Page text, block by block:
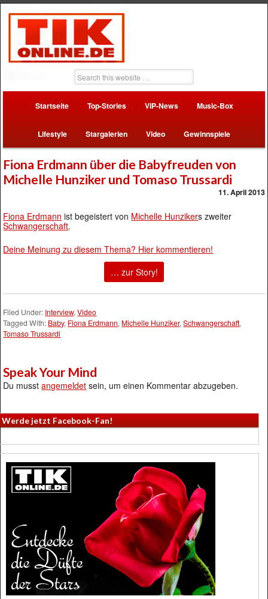
Startseite Top-Stories VIP-News Music-Box
Lifestyle Stargalerien Video Gewinnspiele
Fiona Erdmann über die Babyfreuden von
Michelle Hunziker und Tomaso Trussardi
11. April 2013
Fiona Erdmann ist begeistert von Michelle Hunzikers zweiter
Schwangerschaft.
Deine Meinung zu diesem Thema? Hier kommentieren!
… zur Story!
Filed Under: Interview,Video
Tagged With: Baby, Fiona Erdmann, Michelle Hunziker,Schwangerschaft,
Tomaso Trussardi
Speak Your Mind
Du musstangemeldet sein, um einen Kommentar abzugeben.
Werde jetzt Facebook-Fan!